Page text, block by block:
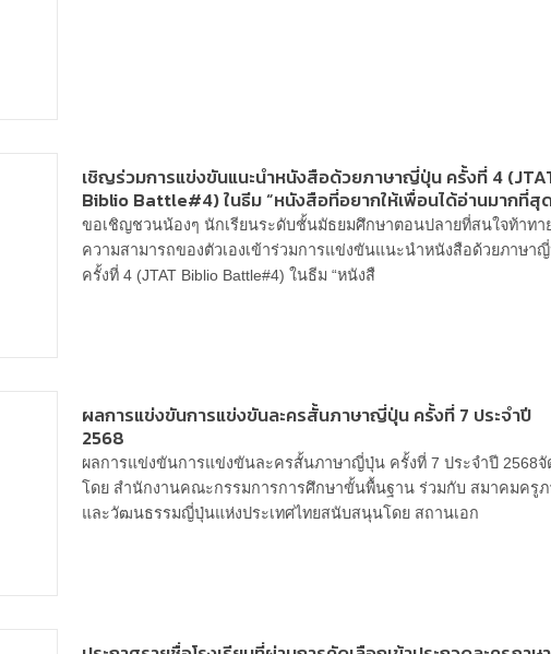
เชิญร่วมการแข่งขันแนะนำหนังสือด้วยภาษาญี่ปุ่น ครั้งที่ 4
Biblio Battle#4) ในธีม “หนังสือที่อยากให้เพื่อนได้อ่านมากที่สุ
ขอเชิญชวนน้องๆ นักเรียนระดับชั้นมัธยมศึกษาตอนปลายที่สนใจท้าทา
ความสามารถของตัวเองเข้าร่วมการแข่งขันแนะนำหนังสือด้วยภาษา
ครั้งที่ 4 (JTAT Biblio Battle#4) ในธีม “หนังสื
ผลการแข่งขันการแข่งขันละครสั้นภาษาญี่ปุ่น ครั้งที่ 7 ประจำปี
2568
ผลการแข่งขันการแข่งขันละครสั้นภาษาญี่ปุ่น ครั้งที่ 7 ประจำปี 2568จั
โดย สำนักงานคณะกรรมการการศึกษาขั้นพื้นฐาน ร่วมกับ สมาคมครูภ
และวัฒนธรรมญี่ปุ่นแห่งประเทศไทยสนับสนุนโดย สถานเอก